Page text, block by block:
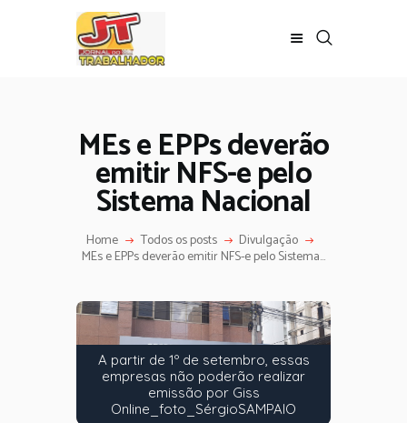
MEs e EPPs deverão
emitir NFS-e pelo
Sistema Nacional
Home Todos os posts Divulgação
MEs e EPPs deverão emitir NFS-e pelo Sistema...
A partir de 1º de setembro, essas
empresas não poderão realizar
emissão por Giss
Online_foto_SérgioSAMPAIO